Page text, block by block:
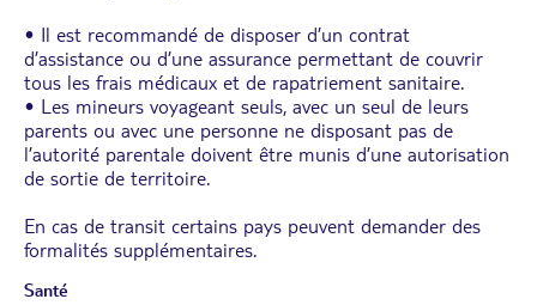
• Il est recommandé de disposer d’un contrat
d’assistance ou d’une assurance permettant de couvrir
tous les frais médicaux et de rapatriement sanitaire.
• Les mineurs voyageant seuls, avec un seul de leurs
parents ou avec une personne ne disposant pas de
l’autorité parentale doivent être munis d’une autorisation
de sortie de territoire.
En cas de transit certains pays peuvent demander des
formalités supplémentaires.
Santé